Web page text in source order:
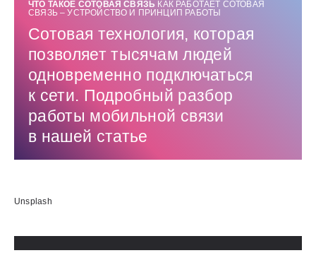
ЧТО ТАКОЕ СОТОВАЯ СВЯЗЬ КАК РАБОТАЕТ СОТОВАЯ
СВЯЗЬ – УСТРОЙСТВО И ПРИНЦИП РАБОТЫ
Сотовая технология, которая
позволяет тысячам людей
одновременно подключаться
к сети. Подробный разбор
работы мобильной связи
в нашей статье
Использованные источники:
Unsplash